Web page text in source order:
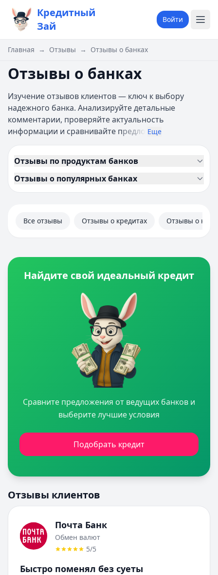
Кредитный
Зай
Войти
Главная → Отзывы → Отзывы о банках
Отзывы о банках
Изучение отзывов клиентов — ключ к выбору
надежного банка. Анализируйте детальные
комментарии, проверяйте актуальность
информации и сравнивайте предло Еще
Отзывы по продуктам банков
Отзывы о популярных банках
Все отзывы Отзывы о кредитах Отзывы о
Найдите свой идеальный кредит
Сравните предложения от ведущих банков и
выберите лучшие условия
Подобрать кредит
Отзывы клиентов
Почта Банк
Обмен валют
5/5
Быстро поменял без суеты